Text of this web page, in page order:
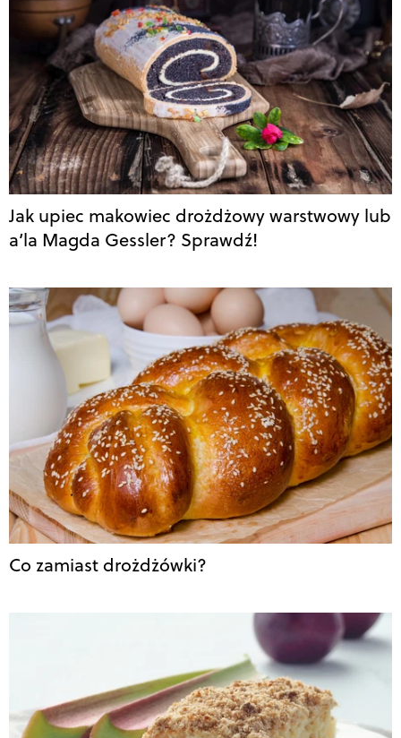
Jak upiec makowiec drożdżowy warstwowy lub
a’la Magda Gessler? Sprawdź!
Co zamiast drożdżówki?